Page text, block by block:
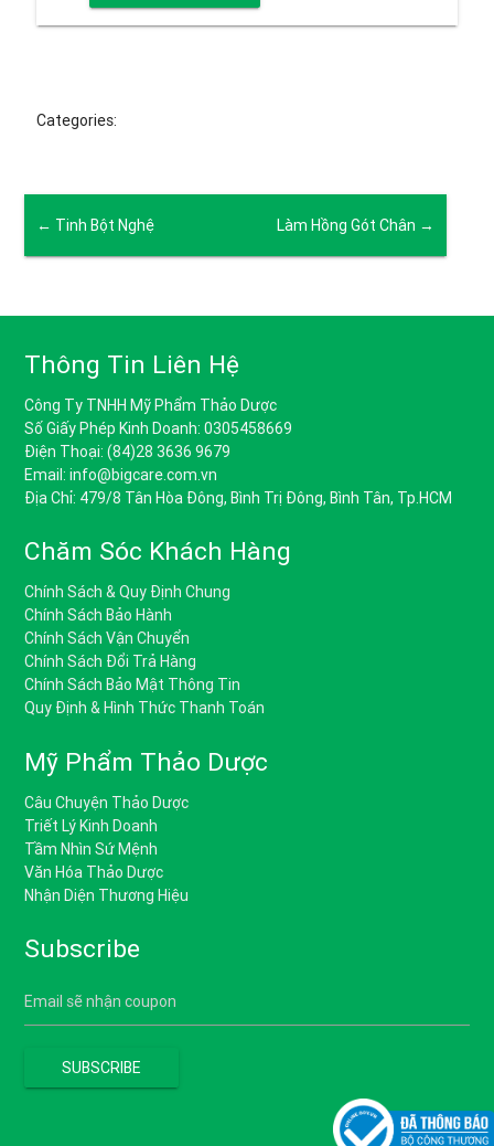
Categories:
← Tinh Bột Nghệ Làm Hồng Gót Chân →
Thông Tin Liên Hệ
Công Ty TNHH Mỹ Phẩm Thảo Dược
Số Giấy Phép Kinh Doanh: 0305458669
Điện Thoại: (84)28 3636 9679
Email: info@bigcare.com.vn
Địa Chỉ: 479/8 Tân Hòa Đông, Bình Trị Đông, Bình Tân, Tp.HCM
Chăm Sóc Khách Hàng
Chính Sách & Quy Định Chung
Chính Sách Bảo Hành
Chính Sách Vận Chuyển
Chính Sách Đổi Trả Hàng
Chính Sách Bảo Mật Thông Tin
Quy Định & Hình Thức Thanh Toán
Mỹ Phẩm Thảo Dược
Câu Chuyện Thảo Dược
Triết Lý Kinh Doanh
Tầm Nhìn Sứ Mệnh
Văn Hóa Thảo Dược
Nhận Diện Thương Hiệu
Subscribe